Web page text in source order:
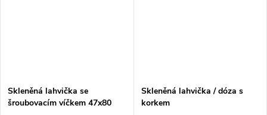
Skleněná lahvička se
šroubovacím víčkem 47x80
Skleněná lahvička / dóza s
korkem